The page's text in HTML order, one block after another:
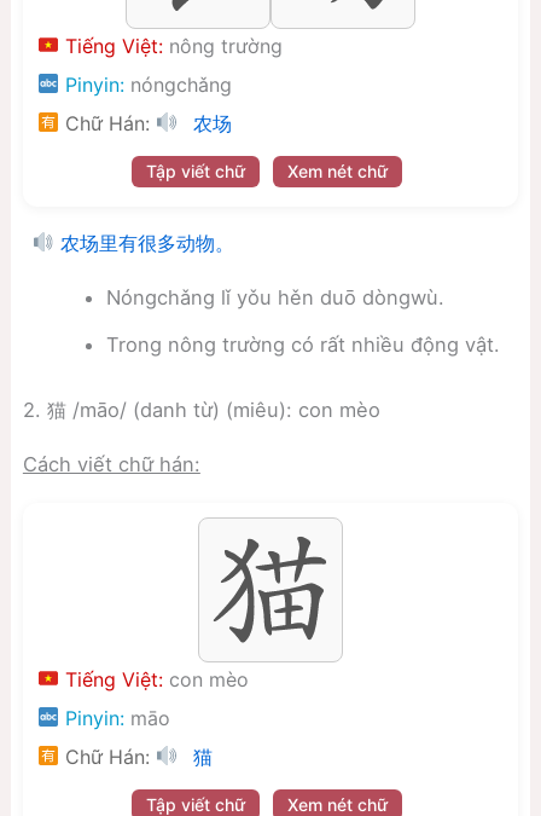
Tiếng Việt: nông trường
Pinyin: nóngchǎng
Chữ Hán:
农场
Tập viết chữ Xem nét chữ
农场里有很多动物。
Nóngchǎng lǐ yǒu hěn duō dòngwù.
Trong nông trường có rất nhiều động vật.
2. 猫 /māo/ (danh từ) (miêu): con mèo
Cách viết chữ hán:
Tiếng Việt: con mèo
Pinyin: māo
Chữ Hán:
猫
Tập viết chữ Xem nét chữ